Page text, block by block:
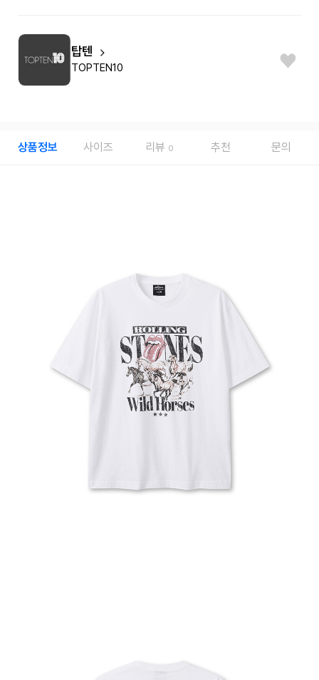
탑텐
TOPTEN10
상품정보 사이즈 리뷰 0 추천 문의